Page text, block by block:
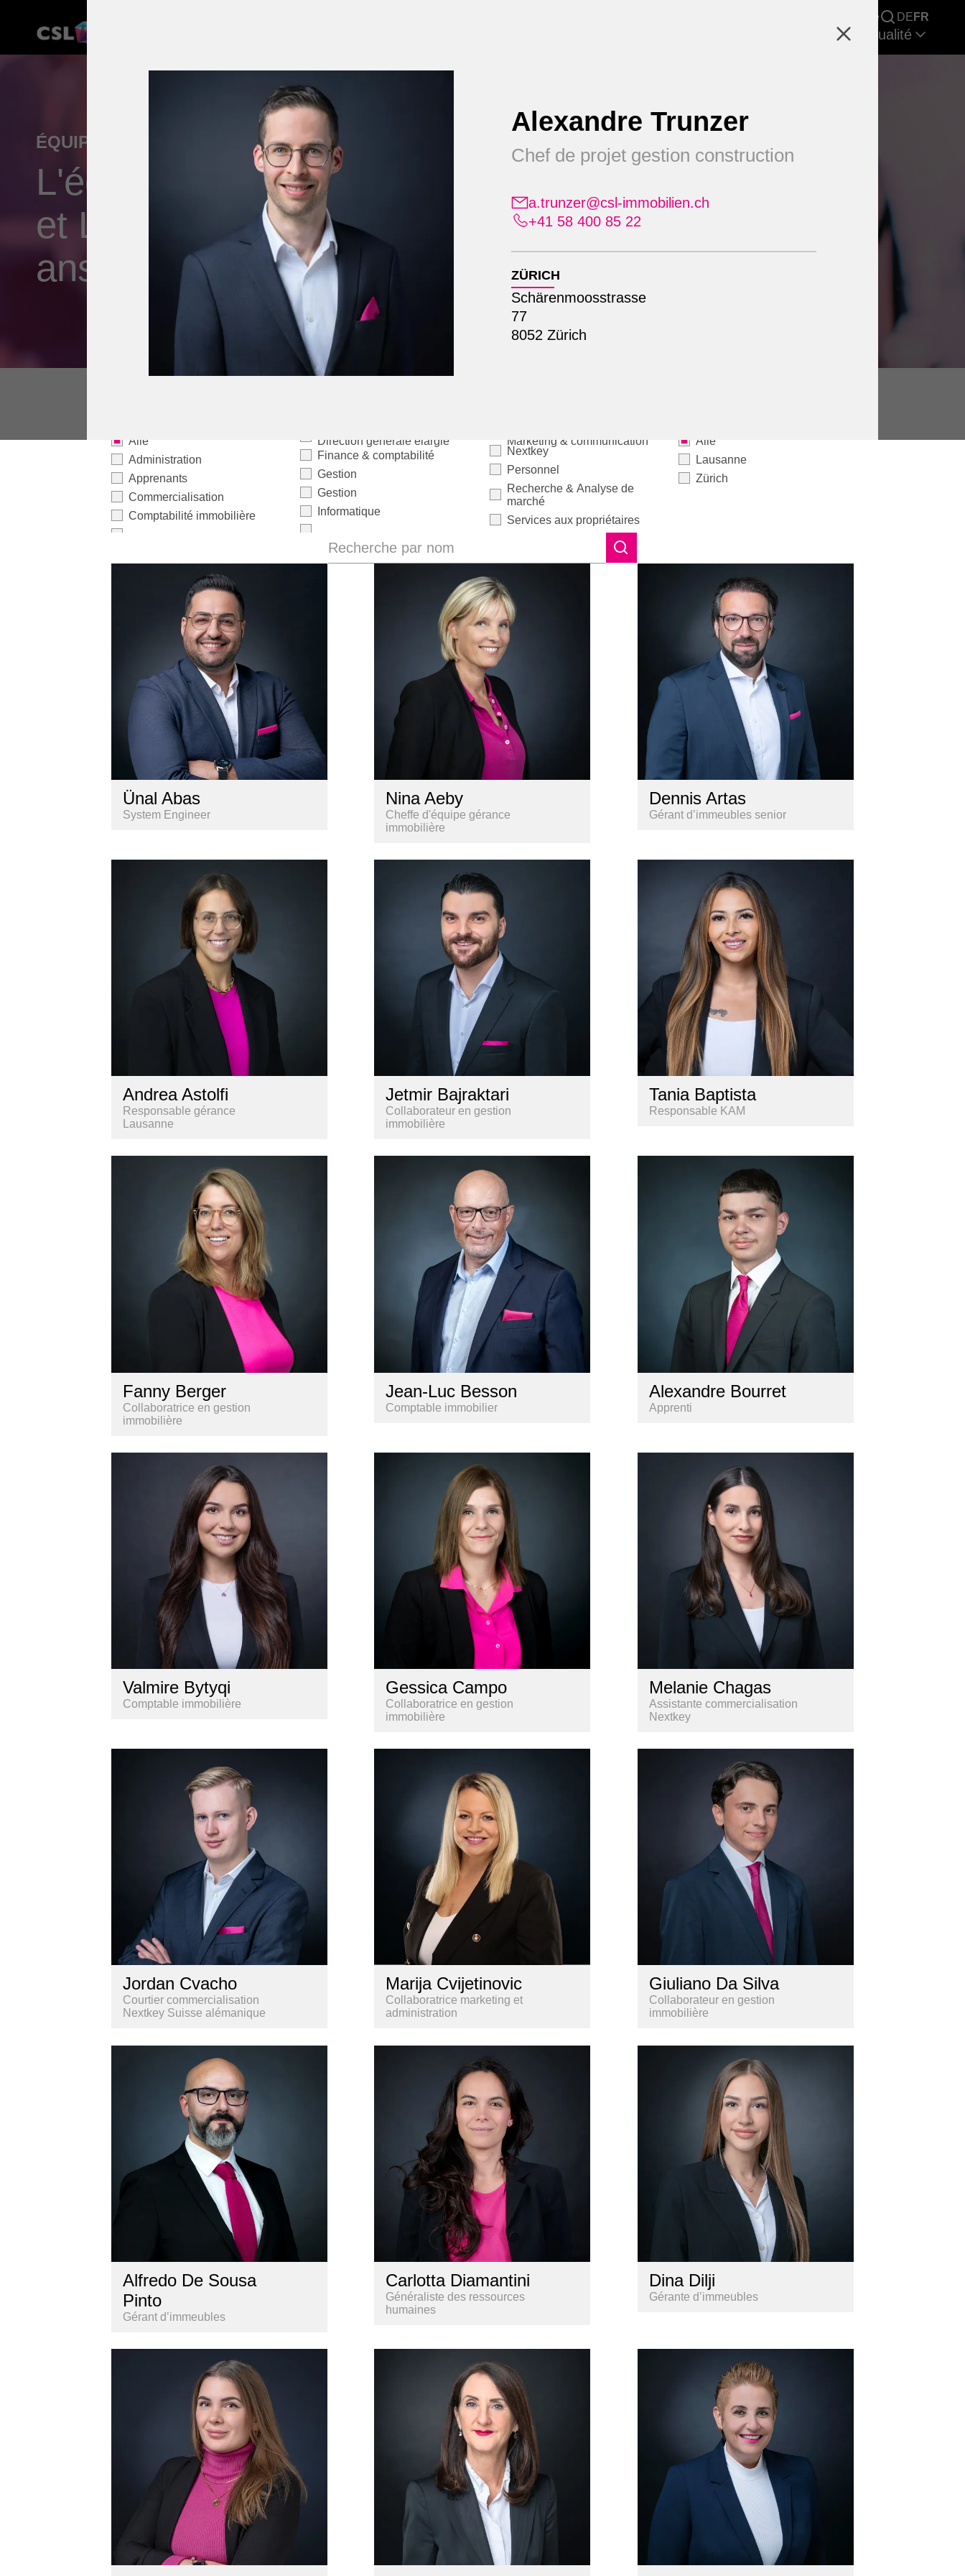
Carrière DE FR
Recherche & Rapports de marché Actualité
Alexandre Trunzer
Chef de projet gestion construction
a.trunzer@csl-immobilien.ch
+41 58 400 85 22
ZÜRICH
Schärenmoosstrasse
77
8052 Zürich
ÉQUIPE
L'équipe CSL Immobilien à Zurich
et Lausanne - Depuis plus de 50
ans
Alle
Administration
Apprenants
Commercialisation
Comptabilité immobilière
Direction générale élargie
Finance & comptabilité
Gestion
Gestion
Informatique
Marketing & communication
Nextkey
Personnel
Recherche & Analyse de
marché
Services aux propriétaires
Alle
Lausanne
Zürich
Recherche par nom
Ünal Abas
System Engineer
Nina Aeby
Cheffe d'équipe gérance
immobilière
Dennis Artas
Gérant d’immeubles senior
Andrea Astolfi
Responsable gérance
Lausanne
Jetmir Bajraktari
Collaborateur en gestion
immobilière
Tania Baptista
Responsable KAM
Fanny Berger
Collaboratrice en gestion
immobilière
Jean-Luc Besson
Comptable immobilier
Alexandre Bourret
Apprenti
Valmire Bytyqi
Comptable immobilière
Gessica Campo
Collaboratrice en gestion
immobilière
Melanie Chagas
Assistante commercialisation
Nextkey
Jordan Cvacho
Courtier commercialisation
Nextkey Suisse alémanique
Marija Cvijetinovic
Collaboratrice marketing et
administration
Giuliano Da Silva
Collaborateur en gestion
immobilière
Alfredo De Sousa
Pinto
Gérant d’immeubles
Carlotta Diamantini
Généraliste des ressources
humaines
Dina Dilji
Gérante d’immeubles